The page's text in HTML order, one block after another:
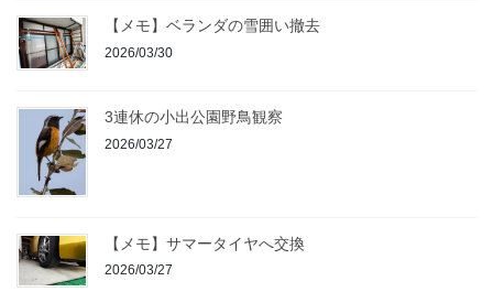
【メモ】ベランダの雪囲い撤去
2026/03/30
3連休の小出公園野鳥観察
2026/03/27
【メモ】サマータイヤへ交換
2026/03/27